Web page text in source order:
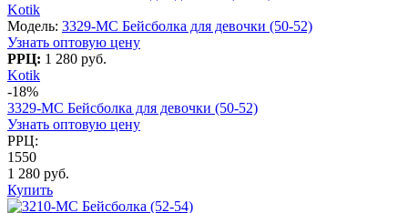
Kotik
Модель: 3329-МC Бейсболка для девочки (50-52)
Узнать оптовую цену
РРЦ: 1 280 руб.
Kotik
-18%
3329-МC Бейсболка для девочки (50-52)
Узнать оптовую цену
РРЦ:
1550
1 280 руб.
Купить